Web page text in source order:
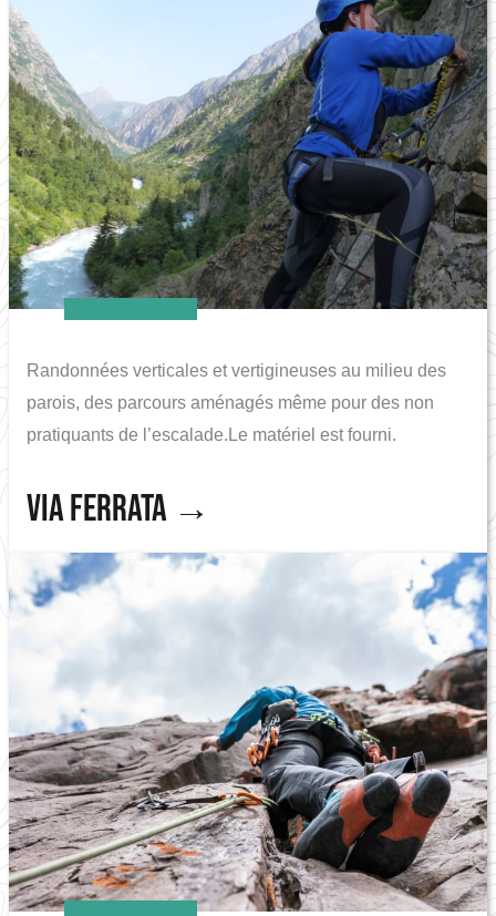
Randonnées verticales et vertigineuses au milieu des
parois, des parcours aménagés même pour des non
pratiquants de l’escalade.Le matériel est fourni.
Via Ferrata